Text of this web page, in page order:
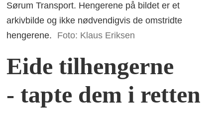
Sørum Transport. Hengerene på bildet er et
arkivbilde og ikke nødvendigvis de omstridte
hengerene.
Foto: Klaus Eriksen
Eide tilhengerne
- tapte dem i retten